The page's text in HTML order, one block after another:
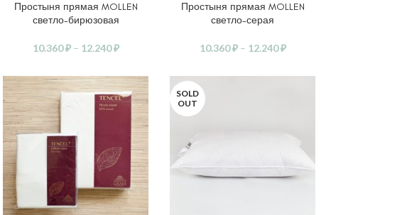
ВЫБЕРИТЕ ПАРАМЕТРЫ
Простыня прямая MOLLEN
светло-бирюзовая
10.360₽ – 12.240₽
ВЫБЕРИТЕ ПАРАМЕТРЫ
Простыня прямая MOLLEN
светло-серая
10.360₽ – 12.240₽
SOLD
OUT